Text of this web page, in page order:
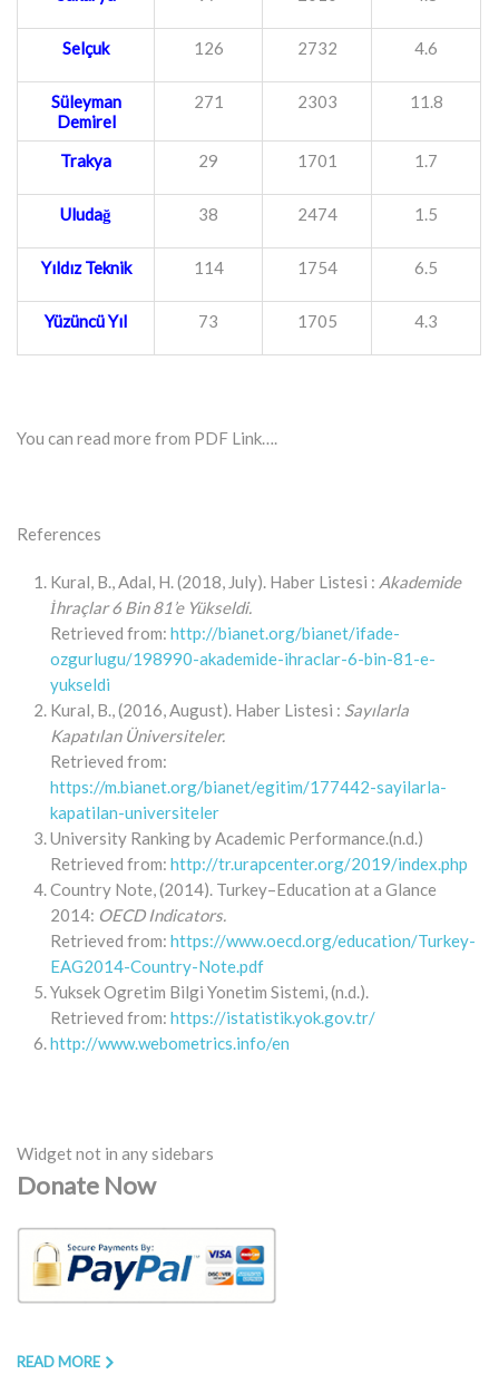
Selçuk 126 2732 4.6
Süleyman
Demirel
271 2303 11.8
Trakya 29 1701 1.7
Uludağ 38 2474 1.5
Yıldız Teknik 114 1754 6.5
Yüzüncü Yıl 73 1705 4.3
You can read more from PDF Link….
References
Kural, B., Adal, H. (2018, July). Haber Listesi : Akademide
İhraçlar 6 Bin 81’e Yükseldi.
Retrieved from: http://bianet.org/bianet/ifade-
ozgurlugu/198990-akademide-ihraclar-6-bin-81-e-
yukseldi
Kural, B., (2016, August). Haber Listesi : Sayılarla
Kapatılan Üniversiteler.
Retrieved from:
https://m.bianet.org/bianet/egitim/177442-sayilarla-
kapatilan-universiteler
University Ranking by Academic Performance.(n.d.)
Retrieved from: http://tr.urapcenter.org/2019/index.php
Country Note, (2014). Turkey–Education at a Glance
2014: OECD Indicators.
Retrieved from: https://www.oecd.org/education/Turkey-
EAG2014-Country-Note.pdf
Yuksek Ogretim Bilgi Yonetim Sistemi, (n.d.).
Retrieved from: https://istatistik.yok.gov.tr/
http://www.webometrics.info/en
Widget not in any sidebars
Donate Now
READ MORE